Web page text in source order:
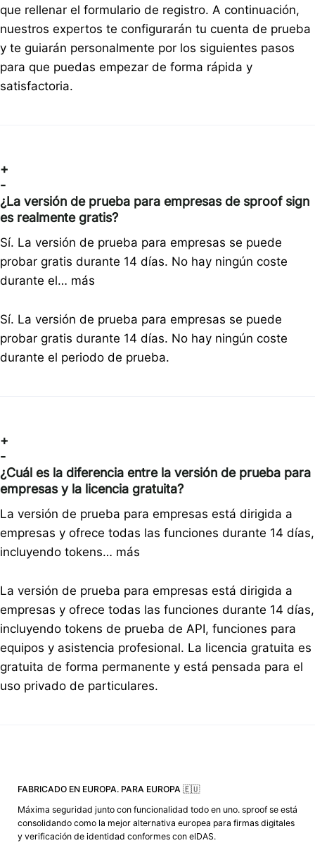
que rellenar el formulario de registro. A continuación,
nuestros expertos te configurarán tu cuenta de prueba
y te guiarán personalmente por los siguientes pasos
para que puedas empezar de forma rápida y
satisfactoria.
+
-
¿La versión de prueba para empresas de sproof sign
es realmente gratis?
Sí. La versión de prueba para empresas se puede
probar gratis durante 14 días. No hay ningún coste
durante el… más
Sí. La versión de prueba para empresas se puede
probar gratis durante 14 días. No hay ningún coste
durante el periodo de prueba.
+
-
¿Cuál es la diferencia entre la versión de prueba para
empresas y la licencia gratuita?
La versión de prueba para empresas está dirigida a
empresas y ofrece todas las funciones durante 14 días,
incluyendo tokens… más
La versión de prueba para empresas está dirigida a
empresas y ofrece todas las funciones durante 14 días,
incluyendo tokens de prueba de API, funciones para
equipos y asistencia profesional. La licencia gratuita es
gratuita de forma permanente y está pensada para el
uso privado de particulares.
FABRICADO EN EUROPA. PARA EUROPA 🇪🇺
Máxima seguridad junto con funcionalidad todo en uno. sproof se está
consolidando como la mejor alternativa europea para firmas digitales
y verificación de identidad conformes con eIDAS.